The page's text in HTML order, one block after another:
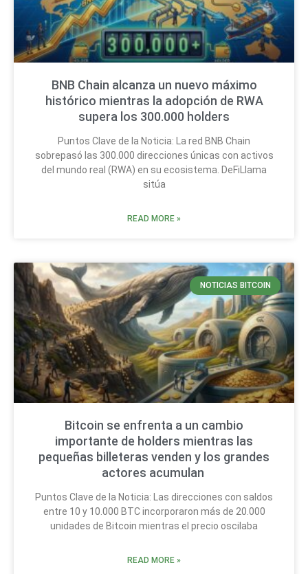
BNB Chain alcanza un nuevo máximo
histórico mientras la adopción de RWA
supera los 300.000 holders
Puntos Clave de la Noticia: La red BNB Chain
sobrepasó las 300.000 direcciones únicas con activos
del mundo real (RWA) en su ecosistema. DeFiLlama
sitúa
READ MORE »
NOTICIAS BITCOIN
Bitcoin se enfrenta a un cambio
importante de holders mientras las
pequeñas billeteras venden y los grandes
actores acumulan
Puntos Clave de la Noticia: Las direcciones con saldos
entre 10 y 10.000 BTC incorporaron más de 20.000
unidades de Bitcoin mientras el precio oscilaba
READ MORE »